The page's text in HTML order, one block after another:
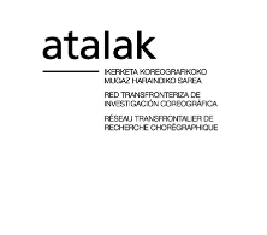
content